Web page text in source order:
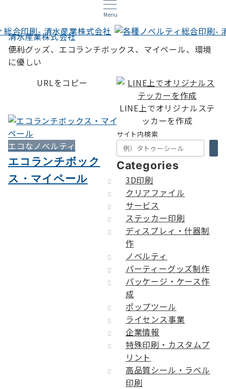
Menu
Search
清水産業株式会社
便利グッズ、エコランチボックス、マイペール、環境
に優しい
URLをコピー
エコなノベルティ
エコランチボック
ス・マイペール
LINE上でオリジナルステ
ッカーを作成
サイト内検索
Categories
3D印刷
クリアファイル
サービス
ステッカー印刷
ディスプレィ・什器制
作
ノベルティ
パーティーグッズ制作
パッケージ・ケース作
成
ポップツール
ライセンス事業
企業情報
特殊印刷・カスタムプ
リント
高品質シール・ラベル
印刷